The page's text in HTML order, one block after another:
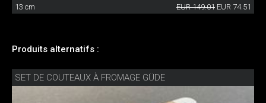
13 cm EUR 149.01 EUR 74.51
Produits alternatifs :
SET DE COUTEAUX À FROMAGE GÜDE